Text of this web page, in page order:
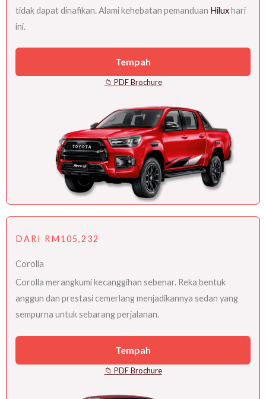
tidak dapat dinafikan. Alami kehebatan pemanduan Hiluxhari
ini.
Tempah
📁 PDF Brochure
DARI RM105,232
Corolla
Corolla merangkumi kecanggihan sebenar. Reka bentuk
anggun dan prestasi cemerlang menjadikannya sedan yang
sempurna untuk sebarang perjalanan.
Tempah
📁 PDF Brochure